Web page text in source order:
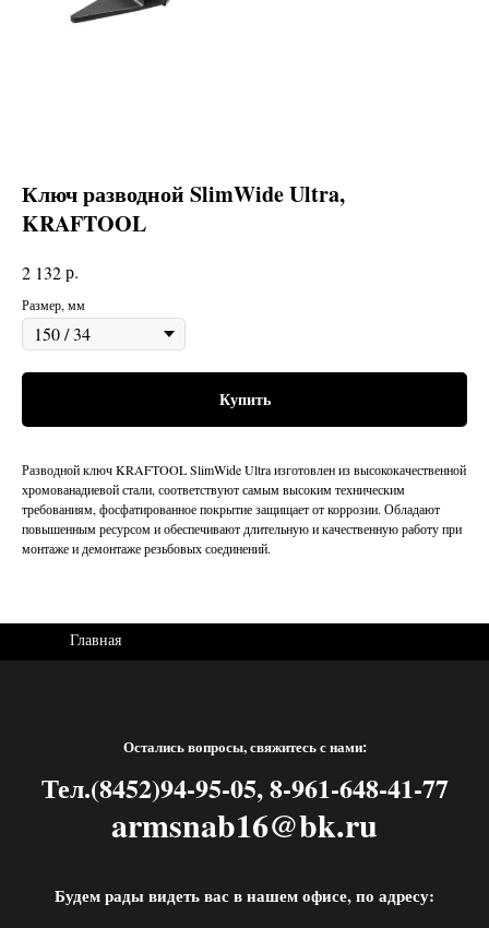
Ключ разводной SlimWide Ultra,
KRAFTOOL
2 132р.
Размер, мм
Купить
Разводной ключ KRAFTOOL SlimWide Ultra изготовлен из высококачественной
хромованадиевой стали, соответствуют самым высоким техническим
требованиям, фосфатированное покрытие защищает от коррозии. Обладают
повышенным ресурсом и обеспечивают длительную и качественную работу при
монтаже и демонтаже резьбовых соединений.
Главная
Остались вопросы, свяжитесь с нами:
Тел.(8452)94-95-05, 8-961-648-41-77
armsnab16@bk.ru
Будем рады видеть вас в нашем офисе, по адресу: